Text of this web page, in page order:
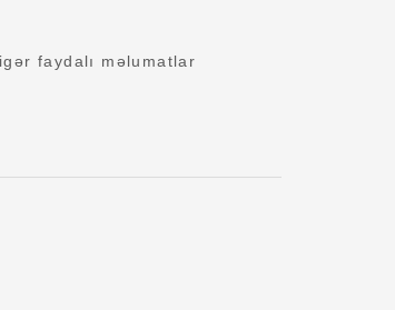
faydalı məlumatlar